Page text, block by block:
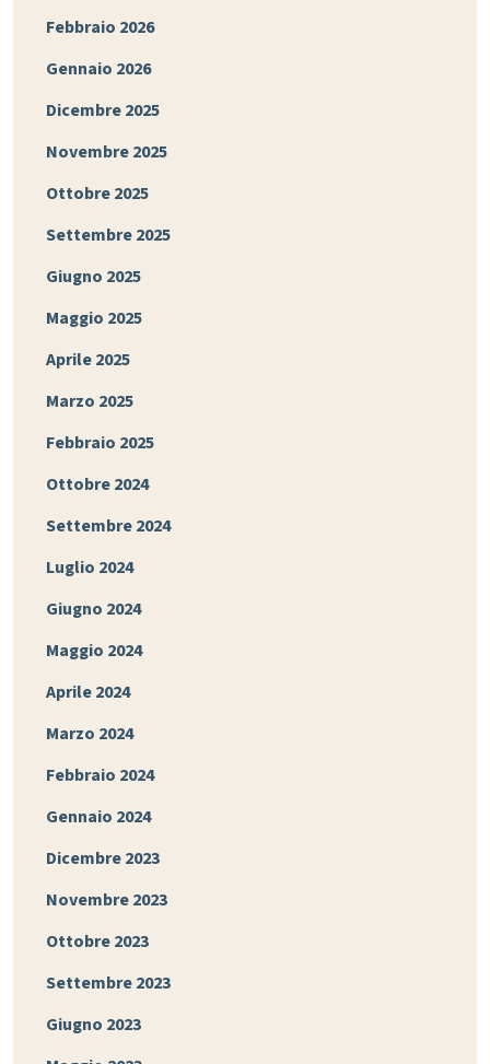
Febbraio 2026
Gennaio 2026
Dicembre 2025
Novembre 2025
Ottobre 2025
Settembre 2025
Giugno 2025
Maggio 2025
Aprile 2025
Marzo 2025
Febbraio 2025
Ottobre 2024
Settembre 2024
Luglio 2024
Giugno 2024
Maggio 2024
Aprile 2024
Marzo 2024
Febbraio 2024
Gennaio 2024
Dicembre 2023
Novembre 2023
Ottobre 2023
Settembre 2023
Giugno 2023